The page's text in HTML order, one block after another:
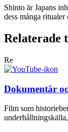
Shinto är Japans
dess många
Relaterade
Re
Dokumentär
Film som